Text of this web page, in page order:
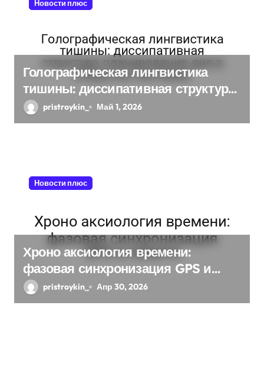
Новости плюс
Голографическая лингвистика
тишины: диссипативная структура
планирования дня в открытых
системах
pristroykin_ Май 1, 2026
Новости плюс
Хроно аксиология времени:
фазовая синхронизация GPS и
памяти
pristroykin_ Апр 30, 2026